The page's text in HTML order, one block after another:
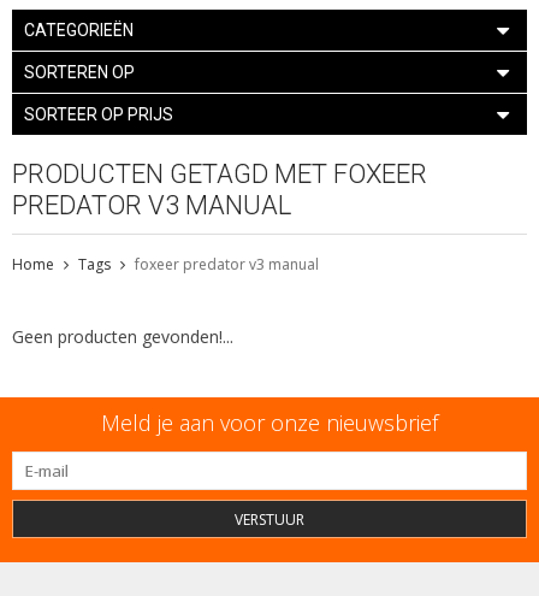
CATEGORIEËN
SORTEREN OP
SORTEER OP PRIJS
PRODUCTEN GETAGD MET FOXEER
PREDATOR V3 MANUAL
Home Tags foxeer predator v3 manual
Geen producten gevonden!...
Meld je aan voor onze nieuwsbrief
VERSTUUR